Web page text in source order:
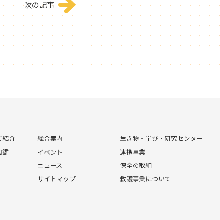
次の記事
紹介
鑑
総合案内
イベント
ニュース
サイトマップ
生き物・学び・研究センター
連携事業
保全の取組
救護事業について